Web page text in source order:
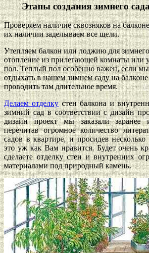
Этапы создания зимнего
Проверяем наличие сквозняков на
их наличии заделываем все щели.
Утепляем балкон или лоджию для
отопление из прилегающей комнаты или
пол. Теплый пол особенно важен, если
отдыхать в нашем зимнем саду на
проводить там длительное время.
Делаем отделкустен балкона и
зимний сад в соответствии с дизайн
дизайн проект мы заказали заранее
перечитав огромное количество
садов в квартире, и просидев
это уж как Вам нравится. Будет очень
сделаете отделку стен и внутренних
материалами под природный камень.